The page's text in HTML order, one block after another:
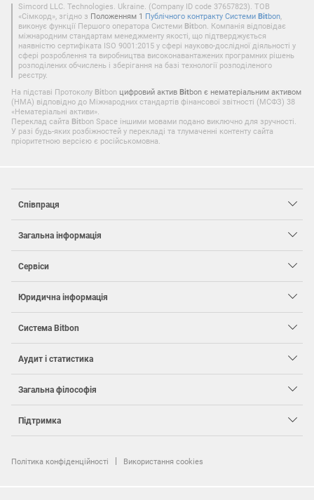
Simcord LLC. Technologies. Ukraine. (Company ID code 37657823). ТОВ
«Сімкорд», згідно з Положенням 1 Публічного контракту Системи Bitbon,
виконує функції Першого оператора Системи Bitbon. Компанія відповідає
міжнародним стандартам менеджменту якості, що підтверджується
наявністю сертифіката ISO 9001:2015 у сфері науково-дослідної діяльності у
сфері розроблення та виробництва високонавантажених програмних рішень
розподілених обчислень і зберігання на базі технології розподіленого
реєстру.
На підставі Протоколу Bitbon цифровий актив Bitbon є нематеріальним активом
(НМА) відповідно до Міжнародних стандартів фінансової звітності (МСФЗ) 38
«Нематеріальні активи».
Переклад сайта Bitbon Space іншими мовами подано виключно для зручності.
У разі будь-яких розбіжностей у перекладі та тлумаченні контенту сайта
пріоритетною версією є російськомовна.
Співпраця
Загальна інформація
Сервіси
Юридична інформація
СистемаBitbon
Аудит і статистика
Загальна філософія
Підтримка
Політика конфіденційності Використання cookies